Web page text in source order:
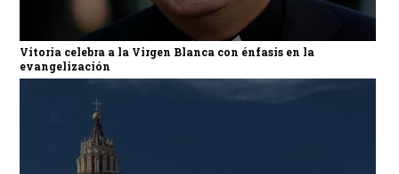
Vitoria celebra a la Virgen Blanca con énfasis en la
evangelización